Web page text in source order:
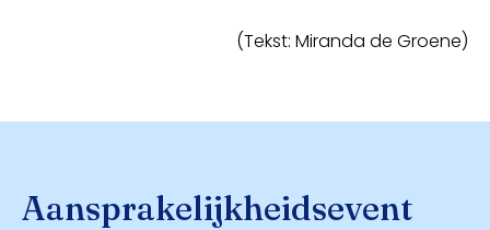
(Tekst: Miranda de Groene)
Aansprakelijkheidsevent